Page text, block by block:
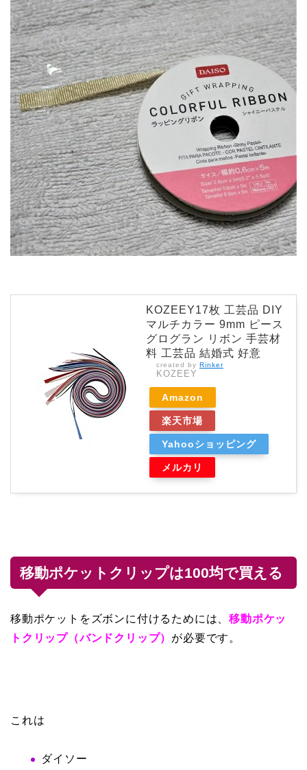
KOZEEY17枚 工芸品 DIY
マルチカラー 9mm ピース
グログラン リボン 手芸材
料 工芸品 結婚式 好意
created by Rinker
KOZEEY
Amazon
楽天市場
Yahooショッピング
メルカリ
移動ポケットクリップは100均で買える
移動ポケットをズボンに付けるためには、移動ポケッ
トクリップ（バンドクリップ） が必要です。
これは
ダイソー